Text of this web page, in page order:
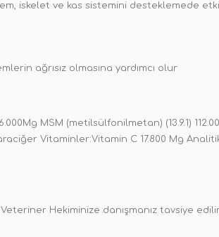
iskelet ve kas sistemini desteklemede
ağrısız olmasına yardımcı olur
MSM (metilsülfonilmetan) (13.9.1)
Vitaminler:Vitamin C 17.800 Mg
Hekiminize danışmanız tavsiye